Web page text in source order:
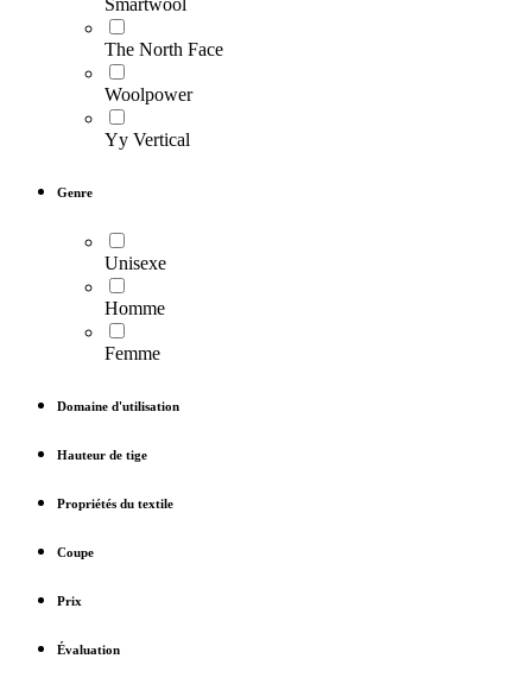
Smartwool
The North Face
Woolpower
Yy Vertical
Genre
Unisexe
Homme
Femme
Domaine d'utilisation
Hauteur de tige
Propriétés du textile
Coupe
Prix
Évaluation